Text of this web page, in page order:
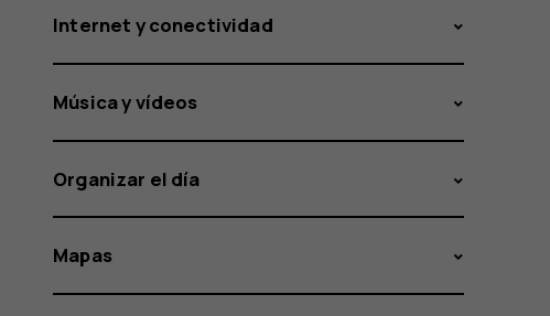
Internet y conectividad
Música y vídeos
Organizar el día
Mapas